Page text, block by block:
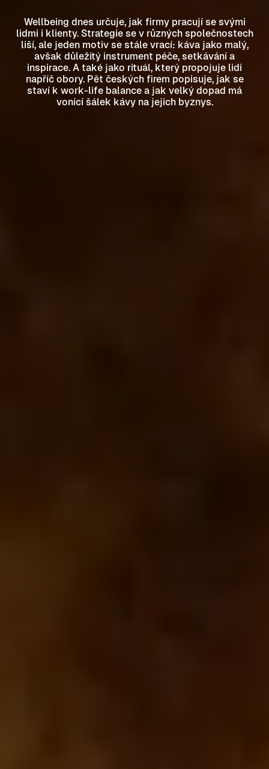
Wellbeing dnes určuje, jak firmy pracují se svými
lidmi i klienty. Strategie se v různých společnostech
liší, ale jeden motiv se stále vrací: káva jako malý,
avšak důležitý instrument péče, setkávání a
inspirace. A také jako rituál, který propojuje lidi
napříč obory. Pět českých firem popisuje, jak se
staví k work-life balance a jak velký dopad má
vonící šálek kávy na jejich byznys.